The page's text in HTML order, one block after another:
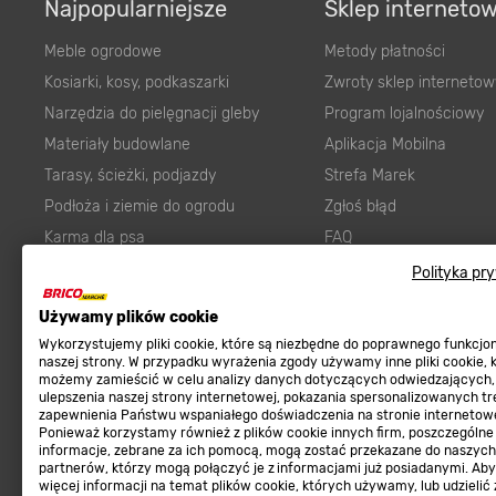
Polityka
Używamy plików cookie
Wykorzystujemy pliki cookie, które są niezbędne do poprawnego
naszej strony. W przypadku wyrażenia zgody używamy inne pliki cookie,
możemy zamieścić w celu analizy danych dotyczących odwiedzających,
ulepszenia naszej strony internetowej, pokazania spersonalizowanych
zapewnienia Państwu wspaniałego doświadczenia na stronie
Ponieważ korzystamy również z plików cookie innych firm, poszczególne
informacje, zebrane za ich pomocą, mogą zostać przekazane do naszych
partnerów, którzy mogą połączyć je z informacjami już posiadanymi.
więcej informacji na temat plików cookie, których używamy, lub udzielić
Najpopularniejsze
Meble ogrodowe
Kosiarki, kosy, podkaszarki
Narzędzia do pielęgnacji gleby
Materiały budowlane
Tarasy, ścieżki, podjazdy
Podłoża i ziemie do ogrodu
Karma dla psa
Farby wewnętrzne białe
Elektryka
Panele
Elektronarzędzia
Płytki
Panele podłogowe
Płyty OSB/HDF
Sklep
Metody płatności
Zwroty sklep
Program lojalnościowy
Aplikacja Mobilna
Strefa Marek
Zgłoś błąd
FAQ
Prawny obowiązek
Regulaminy
Regulaminy
Polityka prywatności